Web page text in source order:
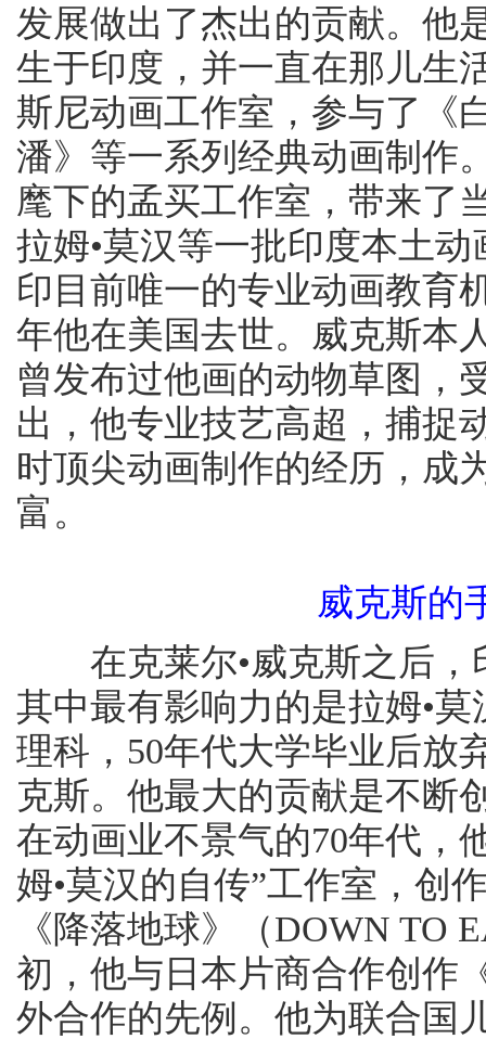
发展做出了杰出的贡献。他
生于印度，并一直在那儿生
斯尼动画工作室，参与了《
潘》等一系列经典动画制作
麾下的孟买工作室，带来了
拉姆•莫汉等一批印度本土
印目前唯一的专业动画教
年他在美国去世。威克斯本
曾发布过他画的动物草图，
出，他专业技艺高超，捕捉
时顶尖动画制作的经历，成
富。
威克斯的
在克莱尔•威克斯之后，
其中最有影响力的是拉姆•
理科，50年代大学毕业后放
克斯。他最大的贡献是不断
在动画业不景气的70年代，
姆•莫汉的自传”工作室，创
《降落地球》（DOWN TO
初，他与日本片商合作创作
外合作的先例。他为联合国